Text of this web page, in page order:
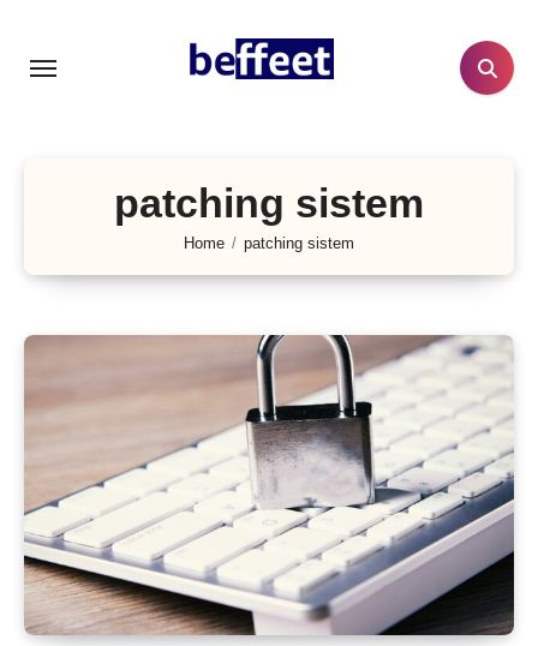
konten
patching sistem
Home patching sistem